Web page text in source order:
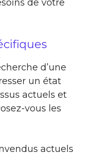
de votre
d’une
un état
actuels et
vous les
actuels